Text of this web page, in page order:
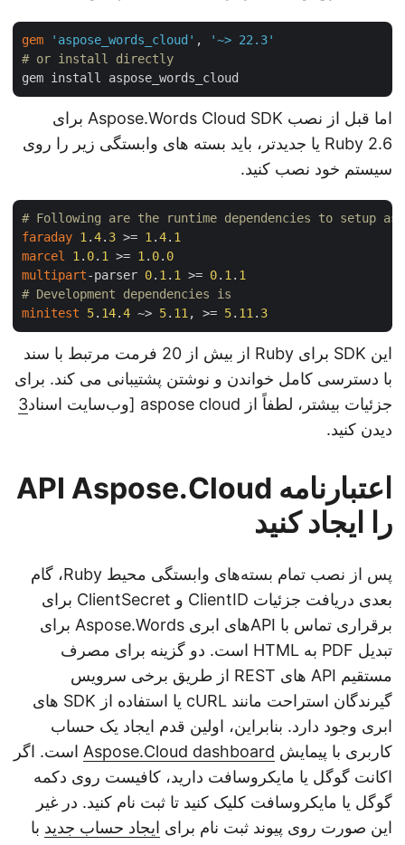
gem 'aspose_words_cloud' , '~> 22.3'
# or install directly
اما قبل از نصب Aspose.Words Cloud SDK برای
Ruby 2.6 یا جدیدتر، باید بسته های وابستگی زیر را روی
سیستم خود نصب کنید.
# Following are the runtime dependencies to setup
faraday 1.4. 3 >= 1.4.
marcel 1.0. 1 >= 1.0.
multipart-parser 0. 1. 1 >= 0. 1.
# Development dependencies is
minitest 5.14. 4 ~> 5.11 , >= 5.11.
این SDK برای Ruby از بیش از 20 فرمت مرتبط با سند
با دسترسی کامل خواندن و نوشتن پشتیبانی می کند. برای
جزئیات بیشتر، لطفاً از aspose cloud [وب‌سایت اسناد
3
دیدن کنید.
اعتبارنامه API Aspose.Cloud
را ایجاد کنید
پس از نصب تمام بسته‌های وابستگی محیط Ruby، گام
بعدی دریافت جزئیات ClientID و ClientSecret برای
برقراری تماس با APIهای ابری Aspose.Words برای
تبدیل PDF به HTML است. دو گزینه برای مصرف
مستقیم API های REST از طریق برخی سرویس
گیرندگان استراحت مانند cURL یا استفاده از SDK های
ابری وجود دارد. بنابراین، اولین قدم ایجاد یک حساب
کاربری با پیمایش Aspose.Cloud dashboardاست. اگر
اکانت گوگل یا مایکروسافت دارید، کافیست روی دکمه
گوگل یا مایکروسافت کلیک کنید تا ثبت نام کنید. در غیر
این صورت روی پیوند ثبت نام برایایجاد حساب جدیدبا